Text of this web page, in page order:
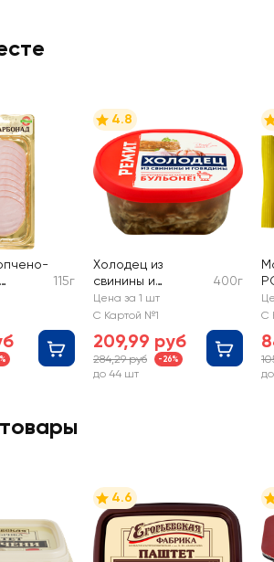
По-
115г
4.8
Холодец из
свинины и
говядины РЕМИТ
400г
Цена за 1 шт
С Картой №1
209,99 руб
284,29 руб -26%
до 44 шт
С
4.6